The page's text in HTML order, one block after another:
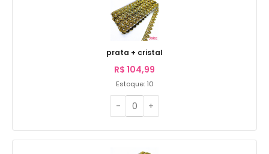
prata + cristal
R$ 104,99
Estoque: 10